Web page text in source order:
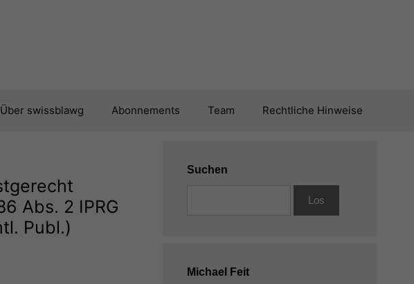
Über swissblawg Abonnements Team Rechtliche Hinweise
Abs. 2 IPRG
Publ.)
Suchen
Michael Feit